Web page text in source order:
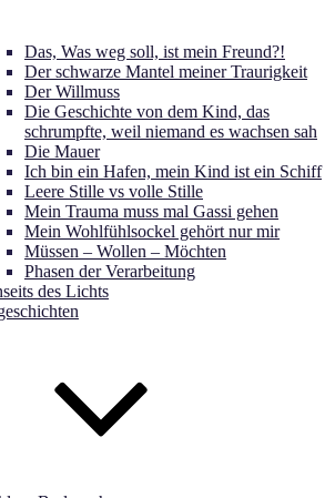
Das, Was weg soll, ist mein Freund?!
Der schwarze Mantel meiner Traurigkeit
Der Willmuss
Die Geschichte von dem Kind, das
schrumpfte, weil niemand es wachsen sah
Die Mauer
Ich bin ein Hafen, mein Kind ist ein Schiff
Leere Stille vs volle Stille
Mein Trauma muss mal Gassi gehen
Mein Wohlfühlsockel gehört nur mir
Müssen – Wollen – Möchten
Phasen der Verarbeitung
des Lichts